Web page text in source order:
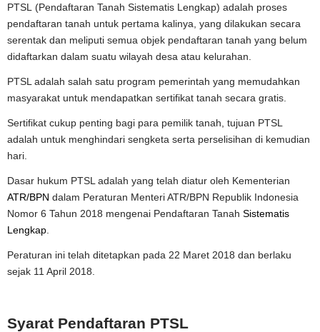
PTSL (Pendaftaran Tanah Sistematis Lengkap) adalah proses
pendaftaran tanah untuk pertama kalinya, yang dilakukan secara
serentak dan meliputi semua objek pendaftaran tanah yang belum
didaftarkan dalam suatu wilayah desa atau kelurahan.
PTSL adalah salah satu program pemerintah yang memudahkan
masyarakat untuk mendapatkan sertifikat tanah secara gratis.
Sertifikat cukup penting bagi para pemilik tanah, tujuan PTSL
adalah untuk menghindari sengketa serta perselisihan di kemudian
hari.
Dasar hukum PTSL adalah yang telah diatur oleh Kementerian
ATR/BPN dalam Peraturan Menteri ATR/BPN Republik Indonesia
Nomor 6 Tahun 2018 mengenai Pendaftaran Tanah Sistematis
Lengkap
Peraturan ini telah ditetapkan pada 22 Maret 2018 dan berlaku
sejak 11 April 2018.
Syarat Pendaftaran PTSL